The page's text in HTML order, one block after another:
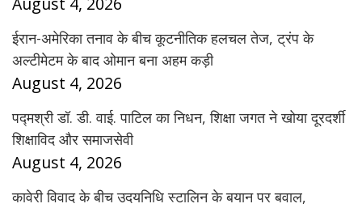
ईरान-अमेरिका तनाव के बीच कूटनीतिक हलचल तेज, ट्रंप के
अल्टीमेटम के बाद ओमान बना अहम कड़ी
August 4, 2026
पद्मश्री डॉ. डी. वाई. पाटिल का निधन, शिक्षा जगत ने खोया दूरदर्शी
शिक्षाविद और समाजसेवी
August 4, 2026
कावेरी विवाद के बीच उदयनिधि स्टालिन के बयान पर बवाल,